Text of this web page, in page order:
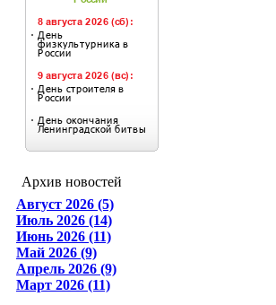
Архив новостей
Август 2026 (5)
Июль 2026 (14)
Июнь 2026 (11)
Май 2026 (9)
Апрель 2026 (9)
Март 2026 (11)